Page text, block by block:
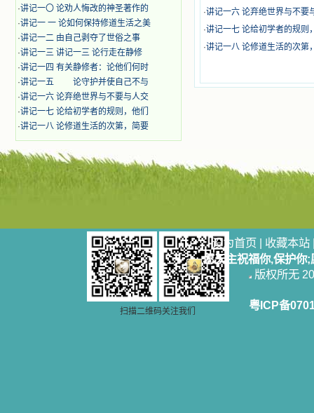
的心灵从主给我的这些圣人的言行中
选取了最美的色彩；当他们的一生在
我面前展开时，我是多么的惊奇、兴
奋啊！当我读到他们为主而受人逼
迫、凌辱，为将福音广传而被人追杀
时，我为他们的在天之灵祈祷，我哭
着，为自已的同胞带给他们的苦难而
哀号。我一遍遍地重读那一行行被我
的斑斑泪痕弄得模糊不清的字句，那
些被主的爱火所燃烧而离开家乡来到
中国的传教士，我多么爱你们啊！我
们受苦却觉得喜乐，因为他们爱主，
他们感到能为主受一点苦是多么喜乐
的事。他们受苦时仍在唱着感谢的
烧起一股无法扑灭的火焰，他们那强
有力的言行激励我向前。 我一面
读，一面想过着他们这样圣善的生
活，也立志不在这虚幻的尘世中寻求
安慰。我一读就是几个钟头，累了就
望着书上的圣像沉思默想。啊，当我
想到我有一天还要见到他们，亲耳聆
·讲记一〇 论劝人悔改的神圣著作的
·讲记一 一 论如何保持修道生活之美
·讲记一二 由自己剥夺了世俗之事
·讲记一三 讲记一三 论行走在静修
·讲记一四 有关静修者：论他们何时
·讲记一五 论守护并使自己不与
·讲记一六 论弃绝世界与不要与人交
·讲记一七 论给初学者的规则，他们
·讲记一八 论修道生活的次第，简要
·讲记一六 论弃绝世界与不要
·讲记一七 论给初学者的规则
·讲记一八 论修道生活的次第
扫描二维码关注我们
设为首页 | 收藏本站
愿天主祝福你,保护你
版权所无
粤ICP备